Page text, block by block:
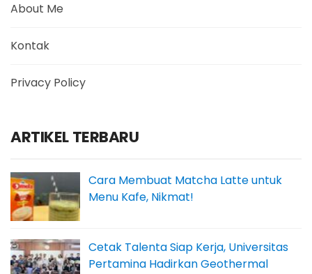
About Me
Kontak
Privacy Policy
ARTIKEL TERBARU
Cara Membuat Matcha Latte untuk
Menu Kafe, Nikmat!
Cetak Talenta Siap Kerja, Universitas
Pertamina Hadirkan Geothermal